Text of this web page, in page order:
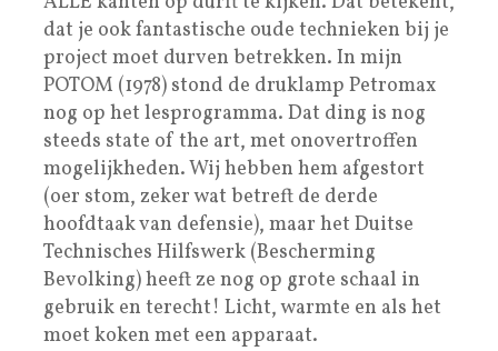
dat je ook fantastische oude technieken bij je
project moet durven betrekken. In mijn
POTOM (1978) stond de druklamp Petromax
nog op het lesprogramma. Dat ding is nog
steeds state of the art, met onovertroffen
mogelijkheden. Wij hebben hem afgestort
(oer stom, zeker wat betreft de derde
hoofdtaak van defensie), maar het Duitse
Technisches Hilfswerk (Bescherming
Bevolking) heeft ze nog op grote schaal in
gebruik en terecht! Licht, warmte en als het
moet koken met een apparaat.